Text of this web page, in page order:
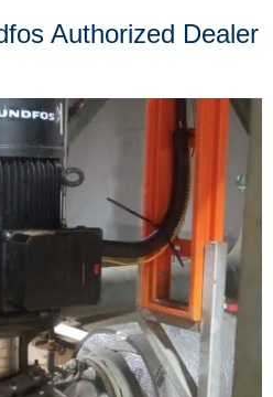
Authorized Dealer